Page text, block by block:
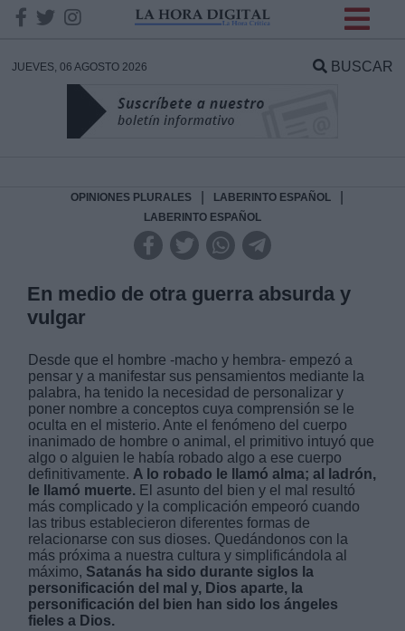
JUEVES, 06 AGOSTO 2026 BUSCAR
OPINIONES PLURALES LABERINTO ESPAÑOL
LABERINTO ESPAÑOL
En medio de otra guerra absurda y
vulgar
Desde que el hombre -macho y hembra- empezó a
pensar y a manifestar sus pensamientos mediante la
palabra, ha tenido la necesidad de personalizar y
poner nombre a conceptos cuya comprensión se le
oculta en el misterio. Ante el fenómeno del cuerpo
inanimado de hombre o animal, el primitivo intuyó que
algo o alguien le había robado algo a ese cuerpo
definitivamente. A lo robado le llamó alma; al ladrón,
le llamó muerte. El asunto del bien y el mal resultó
más complicado y la complicación empeoró cuando
las tribus establecieron diferentes formas de
relacionarse con sus dioses. Quedándonos con la
más próxima a nuestra cultura y simplificándola al
máximo, Satanás ha sido durante siglos la
personificación del mal y, Dios aparte, la
personificación del bien han sido los ángeles
fieles a Dios.
DATOS
Responsable:
Legitimación:
Destinatarios:
Derechos:
link
Información adicional
link